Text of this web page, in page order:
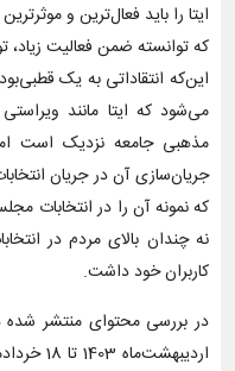
ایتا را باید فعال‌ترین و
که توانسته ضمن فعالیت زیاد،
این‌که انتقاداتی به یک
می‌شود که ایتا مانند
مذهبی جامعه نزدیک‌ است
نه چندان بالای مردم در
کاربران خود داشت.